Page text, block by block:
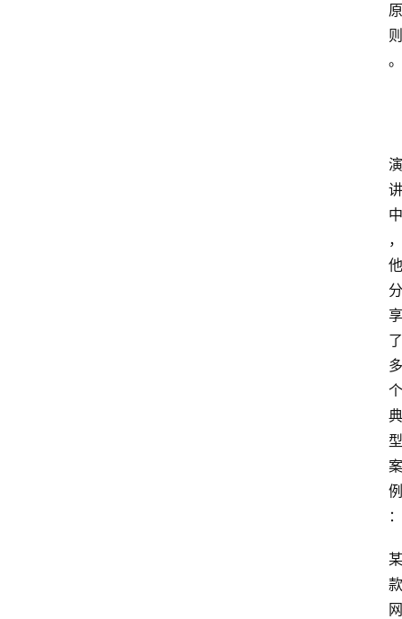
原
则
。
演
讲
中
，
他
分
享
了
多
个
典
型
案
例
：
某
款
网